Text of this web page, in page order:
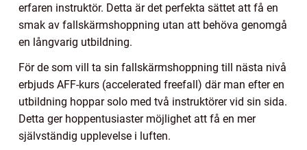
erfaren instruktör. Detta är det perfekta sättet att få en
smak av fallskärmshoppning utan att behöva genomgå
en långvarig utbildning.
För de som vill ta sin fallskärmshoppning till nästa nivå
erbjuds AFF-kurs (accelerated freefall) där man efter en
utbildning hoppar solo med två instruktörer vid sin sida.
Detta ger hoppentusiaster möjlighet att få en mer
självständig upplevelse i luften.